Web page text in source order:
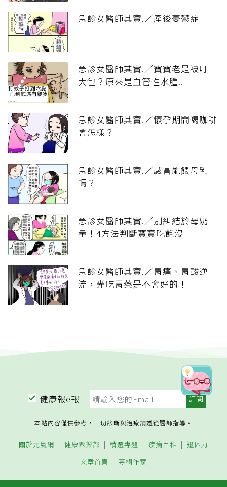
急診女醫師其實.／產後憂鬱症
急診女醫師其實.／寶寶老是被叮一
大包？原來是血管性水腫..
急診女醫師其實.／懷孕期間喝咖啡
會怎樣？
急診女醫師其實.／感冒能餵母乳
嗎？
急診女醫師其實.／別糾結於母奶
量！4方法判斷寶寶吃飽沒
急診女醫師其實.／胃痛、胃酸逆
流，光吃胃藥是不會好的！
健康報e報
本站內容僅供參考，一切診斷與治療請遵從醫師指導。
關於元氣網 健康聚樂部 精選專題 疾病百科
退休力
文章首頁
專欄作家